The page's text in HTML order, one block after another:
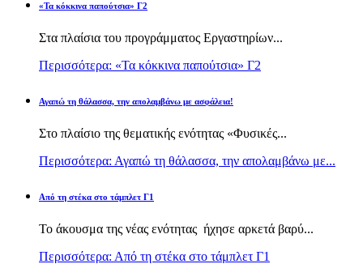
«Τα κόκκινα παπούτσια» Γ2
Στα πλαίσια του προγράμματος Εργαστηρίων...
Περισσότερα: «Τα κόκκινα παπούτσια» Γ2
Αγαπώ τη θάλασσα, την απολαμβάνω με ασφάλεια!
Στο πλαίσιο της θεματικής ενότητας «Φυσικές...
Περισσότερα: Αγαπώ τη θάλασσα, την απολαμβάνω με...
Από τη στέκα στο τάμπλετ Γ1
Το άκουσμα της νέας ενότητας ήχησε αρκετά βαρύ...
Περισσότερα: Από τη στέκα στο τάμπλετ Γ1